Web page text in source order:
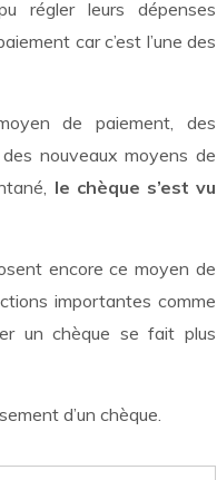
régler leurs dépenses
car c’est l’une des
de paiement, des
nouveaux moyens de
le chèque s’est vu
encore ce moyen de
importantes comme
un chèque se fait plus
d’un chèque.